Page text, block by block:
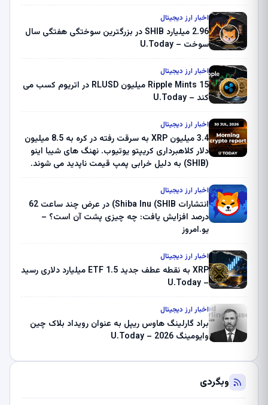
اخبار ارز دیجیتال
2.96 میلیارد SHIB در بزرگترین سوختگی هفتگی سال
سوخت – U.Today
اخبار ارز دیجیتال
Ripple Mints 15 میلیون RLUSD در اتریوم کسب می
کند – U.Today
اخبار ارز دیجیتال
3.4 میلیون XRP به سرقت رفته در کره به 8.5 میلیون
دلار کلاهبرداری کریپتو یوتیوب. نهنگ های شیبا اینو
(SHIB) به دلیل خرابی پمپ قیمت ناپدید می شوند.
ثبت کرد – گزارش کریپتو صبح – U.Today
اخبار ارز دیجیتال
انتشارات Shiba Inu (SHIB) در عرض چند ساعت 62
درصد افزایش یافت: چه چیزی پشت آن است؟ –
یو.امروز
اخبار ارز دیجیتال
XRP به نقطه عطف جدید ETF 1.5 میلیارد دلاری رسید
– U.Today
اخبار ارز دیجیتال
براد گارلینگ هاوس ریپل به عنوان رویداد بلاک چین
وایومینگ 2026 – U.Today
وبگردی